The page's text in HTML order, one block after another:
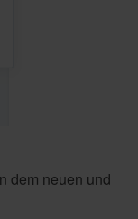
dem neuen und